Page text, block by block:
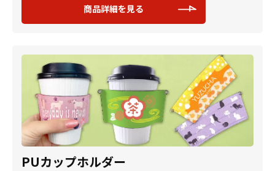
商品詳細を見る
PUカップホルダー